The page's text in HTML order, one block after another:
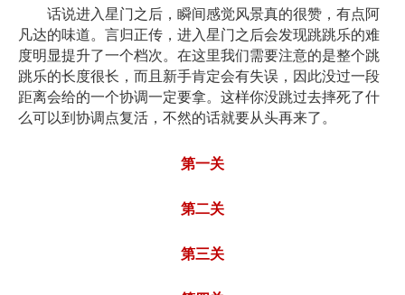
话说进入星门之后，瞬间感觉风景真的很赞，有点阿
凡达的味道。言归正传，进入星门之后会发现跳跳乐的难
度明显提升了一个档次。在这里我们需要注意的是整个跳
跳乐的长度很长，而且新手肯定会有失误，因此没过一段
距离会给的一个协调一定要拿。这样你没跳过去摔死了什
么可以到协调点复活，不然的话就要从头再来了。
第一关
第二关
第三关